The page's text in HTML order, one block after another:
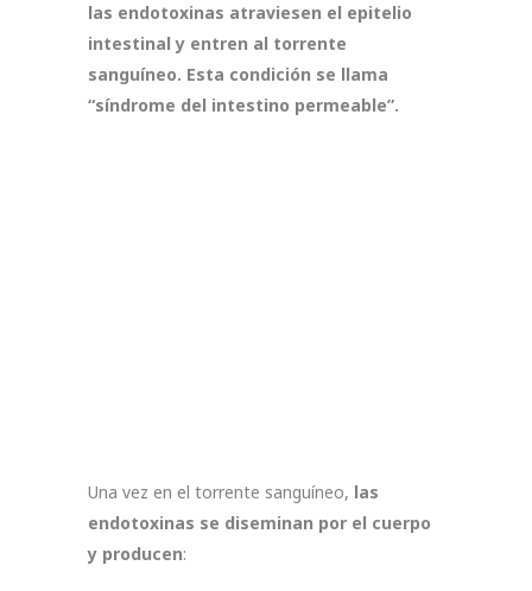
las endotoxinas atraviesen el epitelio
intestinal y entren al torrente
sanguíneo. Esta condición se llama
“síndrome del intestino permeable”.
Una vez en el torrente sanguíneo, las
endotoxinas se diseminan por el cuerpo
y producen: